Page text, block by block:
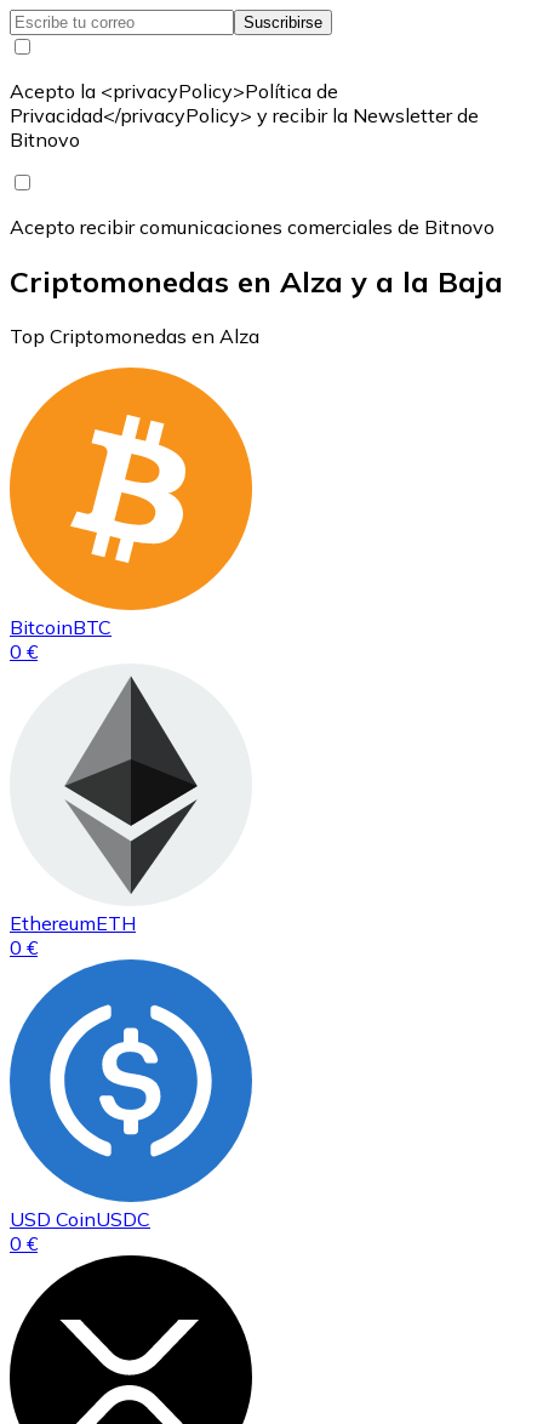
Suscribirse
Acepto la <privacyPolicy>Política de
Privacidad</privacyPolicy> y recibir la Newsletter de
Bitnovo
Acepto recibir comunicaciones comerciales de Bitnovo
Criptomonedas en Alza y a la Baja
Top Criptomonedas en Alza
BitcoinBTC
0 €
EthereumETH
0 €
USD CoinUSDC
0 €